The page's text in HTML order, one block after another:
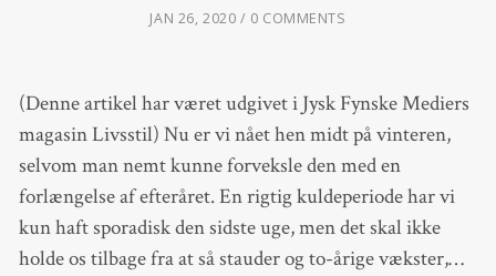
JAN 26, 2020
0 COMMENTS
(Denne artikel har været udgivet i Jysk Fynske Mediers
magasin Livsstil) Nu er vi nået hen midt på vinteren,
selvom man nemt kunne forveksle den med en
forlængelse af efteråret. En rigtig kuldeperiode har vi
kun haft sporadisk den sidste uge, men det skal ikke
holde os tilbage fra at så stauder og to-årige vækster,…